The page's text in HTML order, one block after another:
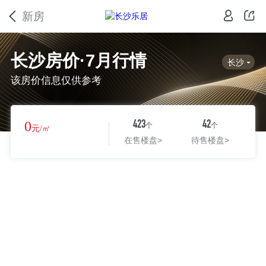
新房
长沙房价·7月行情
该房价信息仅供参考
长沙
0元/㎡ 423个
在售楼盘>
42个
待售楼盘>